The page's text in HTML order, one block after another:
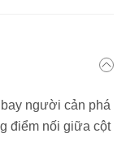
người cản phá
điểm nối giữa cột